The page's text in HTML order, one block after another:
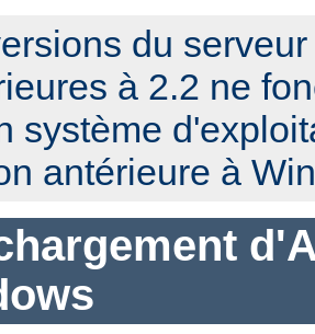
du
à 2.2 ne
système
antérieure à